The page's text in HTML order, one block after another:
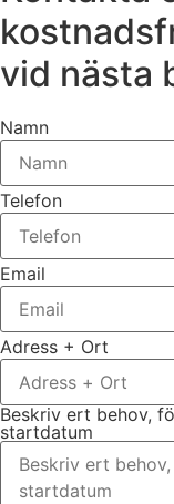
vid nästa
Namn
Telefon
Email
Adress + Ort
Beskriv ert behov,
startdatum